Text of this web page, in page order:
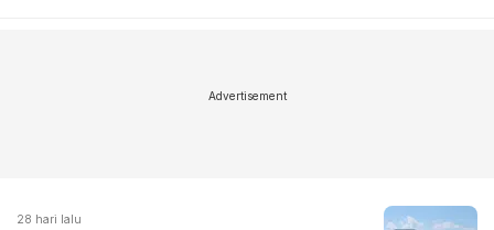
Advertisement
28 hari lalu